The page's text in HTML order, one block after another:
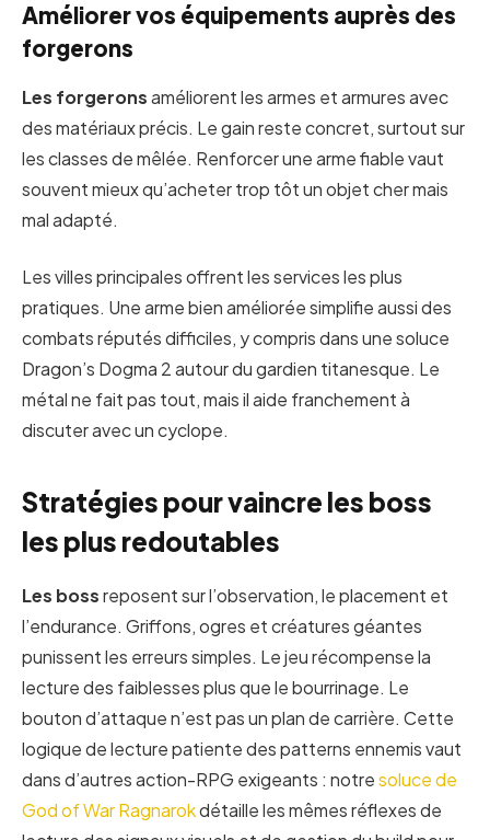
Améliorer vos équipements auprès des
forgerons
Les forgeronsaméliorent les armes et armures avec
des matériaux précis. Le gain reste concret, surtout sur
les classes de mêlée. Renforcer une arme fiable vaut
souvent mieux qu’acheter trop tôt un objet cher mais
mal adapté.
Les villes principales offrent les services les plus
pratiques. Une arme bien améliorée simplifie aussi des
combats réputés difficiles, y compris dans une soluce
Dragon’s Dogma 2 autour du gardien titanesque. Le
métal ne fait pas tout, mais il aide franchement à
discuter avec un cyclope.
Stratégies pour vaincre les boss
les plus redoutables
Les bossreposent sur l’observation, le placement et
l’endurance. Griffons, ogres et créatures géantes
punissent les erreurs simples. Le jeu récompense la
lecture des faiblesses plus que le bourrinage. Le
bouton d’attaque n’est pas un plan de carrière. Cette
logique de lecture patiente des patterns ennemis vaut
dans d’autres action-RPG exigeants : notresoluce de
God of War Ragnarokdétaille les mêmes réflexes de